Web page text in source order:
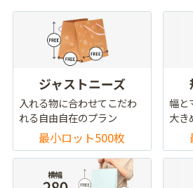
ジャストニーズ
入れる物に合わせてこだわ
れる自由自在のプラン
最小ロット500枚
幅と
大き